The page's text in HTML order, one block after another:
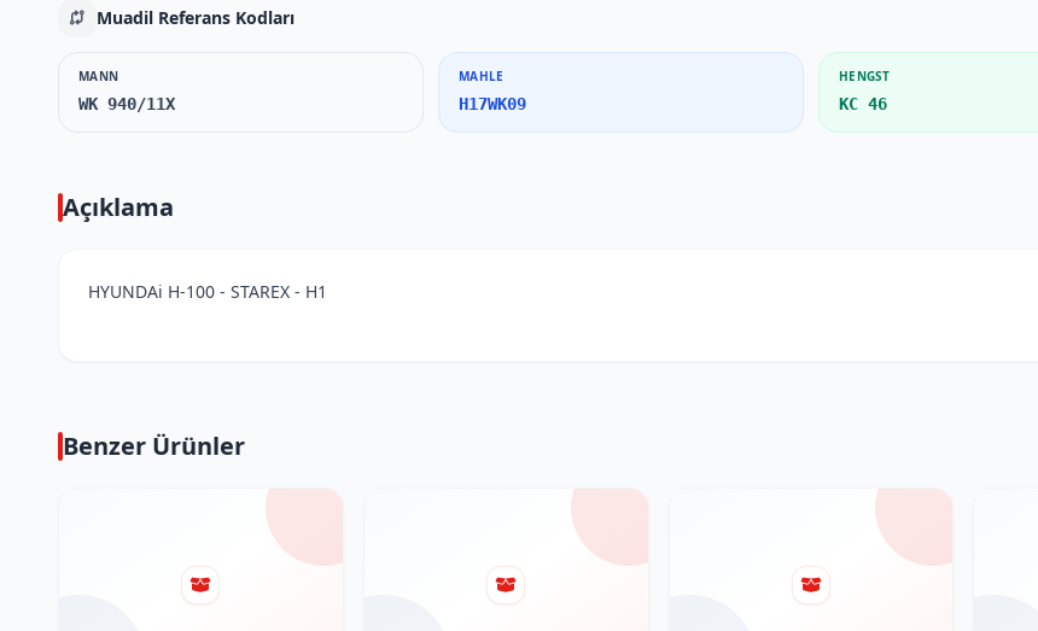
Muadil Referans Kodları
MANN
WK 940/11X
MAHLE
H17WK09
HENGST
KC 46
Açıklama
HYUNDAi H-100 - STAREX - H1
Benzer Ürünler